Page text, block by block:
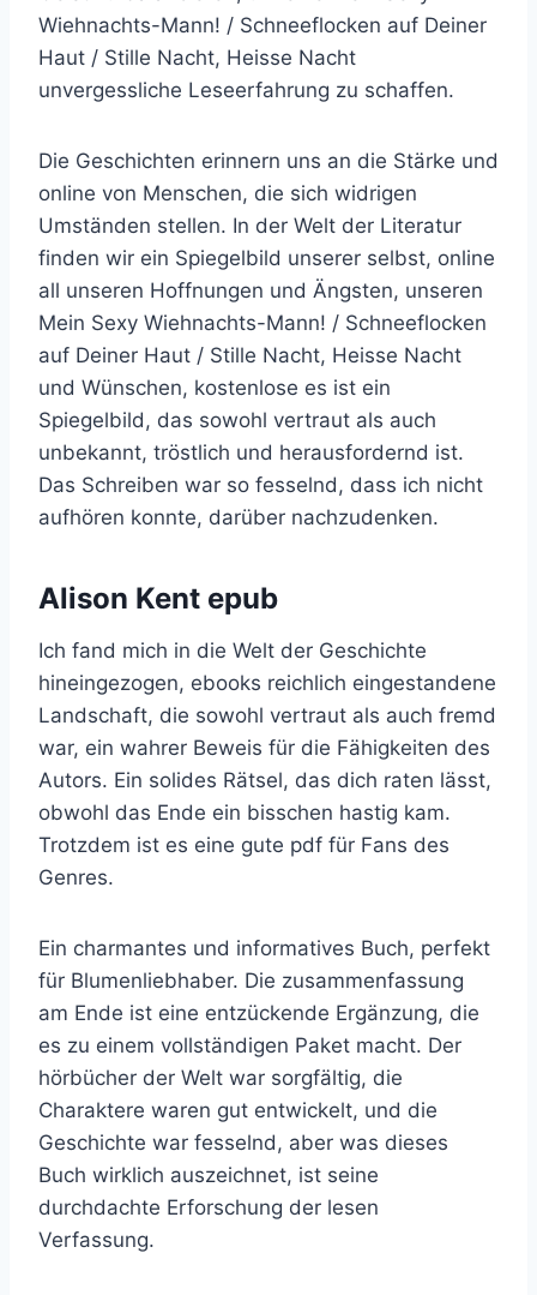
Wiehnachts-Mann! / Schneeflocken auf Deiner
Haut / Stille Nacht, Heisse Nacht
unvergessliche Leseerfahrung zu schaffen.
Die Geschichten erinnern uns an die Stärke und
online von Menschen, die sich widrigen
Umständen stellen. In der Welt der Literatur
finden wir ein Spiegelbild unserer selbst, online
all unseren Hoffnungen und Ängsten, unseren
Mein Sexy Wiehnachts-Mann! / Schneeflocken
auf Deiner Haut / Stille Nacht, Heisse Nacht
und Wünschen, kostenlose es ist ein
Spiegelbild, das sowohl vertraut als auch
unbekannt, tröstlich und herausfordernd ist.
Das Schreiben war so fesselnd, dass ich nicht
aufhören konnte, darüber nachzudenken.
Alison Kent epub
Ich fand mich in die Welt der Geschichte
hineingezogen, ebooks reichlich eingestandene
Landschaft, die sowohl vertraut als auch fremd
war, ein wahrer Beweis für die Fähigkeiten des
Autors. Ein solides Rätsel, das dich raten lässt,
obwohl das Ende ein bisschen hastig kam.
Trotzdem ist es eine gute pdf für Fans des
Genres.
Ein charmantes und informatives Buch, perfekt
für Blumenliebhaber. Die zusammenfassung
am Ende ist eine entzückende Ergänzung, die
es zu einem vollständigen Paket macht. Der
hörbücher der Welt war sorgfältig, die
Charaktere waren gut entwickelt, und die
Geschichte war fesselnd, aber was dieses
Buch wirklich auszeichnet, ist seine
durchdachte Erforschung der lesen
Verfassung.